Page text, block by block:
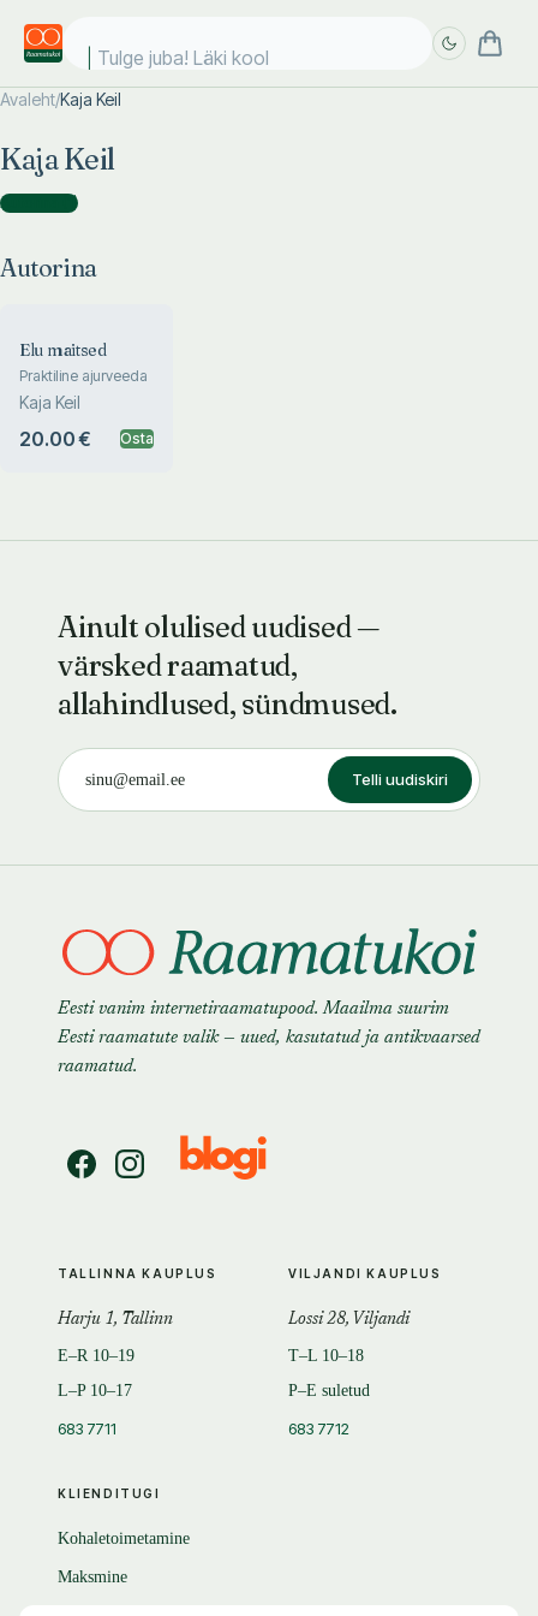
Tulge juba! Läki kooli
Avaleht/Kaja Keil
Kaja Keil
Autorina )
Autorina
Elu maitsed
Praktiline ajurveeda
Kaja Keil
20.00 € Osta
Ainult olulised uudised —
värsked raamatud,
allahindlused, sündmused.
Telli uudiskiri
Eesti vanim internetiraamatupood. Maailma suurim
Eesti raamatute valik — uued, kasutatud ja antikvaarsed
raamatud.
KLIENDITUGI
Kohaletoimetamine
Maksmine
TALLINNA KAUPLUS
Harju 1, Tallinn
E–R 10–19
L–P 10–17
683 7711
VILJANDI KAUPLUS
Lossi 28, Viljandi
T–L 10–18
P–E suletud
683 7712